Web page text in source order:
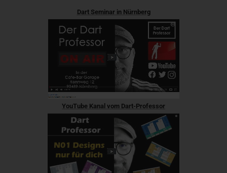
Dart Seminar in Nürnberg
YouTube Kanal vom Dart-Professor